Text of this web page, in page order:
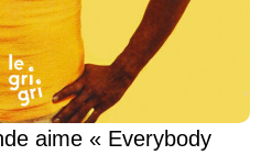
aime « Everybody